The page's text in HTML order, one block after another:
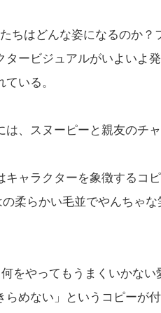
ちはどんな姿になるのか？
タービジュアルがいよいよ
いる。
は、スヌーピーと親友のチ
キャラクターを象徴するコ
柔らかい毛並でやんちゃ
をやってもうまくいかな
らめない」というコピーが